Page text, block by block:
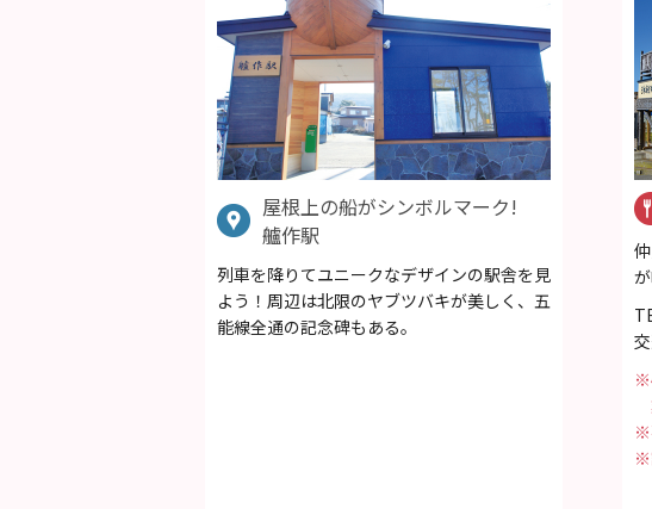
屋根上の船がシンボルマーク!
艫作駅
列車を降りてユニークなデザインの駅舎を見
よう！周辺は北限のヤブツバキが美しく、五
能線全通の記念碑もある。
※
※